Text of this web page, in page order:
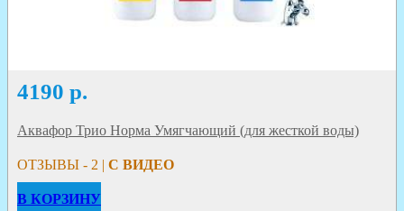
4190 р.
Аквафор Трио Норма Умягчающий (для жесткой воды)
ОТЗЫВЫ - 2 | С ВИДЕО
В КОРЗИНУ